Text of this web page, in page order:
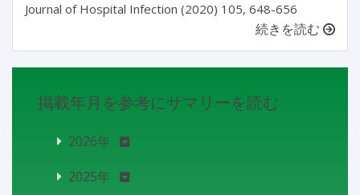
Journal of Hospital Infection (2020) 105, 648-656
続きを読む
掲載年月を参考にサマリーを読む
2026年
2025年